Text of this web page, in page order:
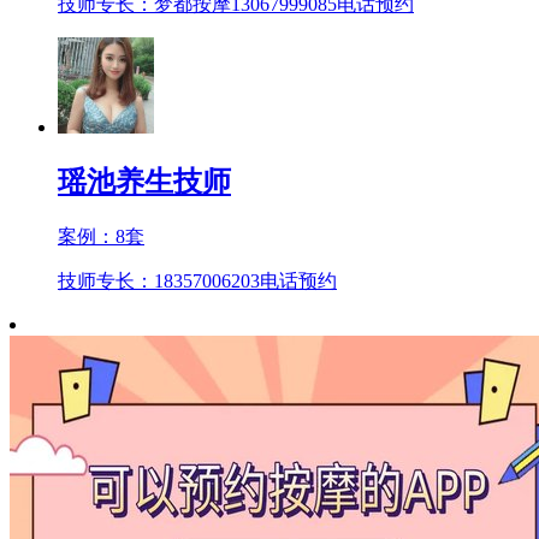
技师专长：梦都按摩13067999085电话预约
瑶池养生技师
案例： 8套
技师专长：18357006203电话预约